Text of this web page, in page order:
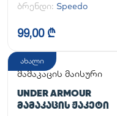
ბრენდი: Speedo
99,00 ₾
ახალი
მამაკაცის მაისური
UNDER ARMOUR
ᲛᲐᲛᲐᲙᲐᲪᲘᲡ ᲟᲐᲙᲔᲢᲘ